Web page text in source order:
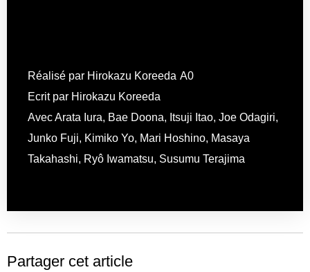
Réalisé par Hirokazu Koreeda
Ecrit par Hirokazu Koreeda
AvecArata Iura, Bae Doona, Itsuji Itao, Joe Odagiri,
Junko Fuji, Kimiko Yo, Mari Hoshino, Masaya
Takahashi, Ryô Iwamatsu, Susumu Terajima
Partager cet article